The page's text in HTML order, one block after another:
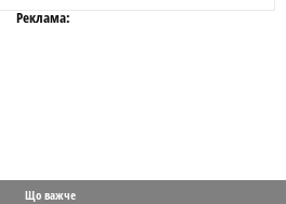
Реклама:
Що важче